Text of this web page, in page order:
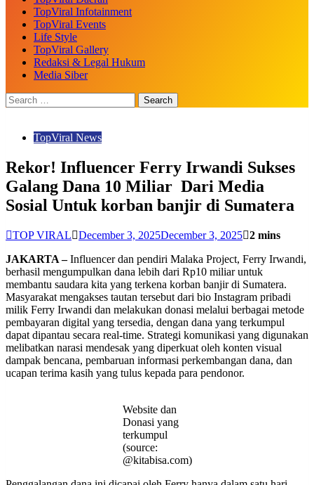
TopViral Infotainment
TopViral Events
Life Style
TopViral Gallery
Redaksi & Legal Hukum
Media Siber
TopViral News
Rekor! Influencer Ferry Irwandi Sukses
Galang Dana 10 Miliar Dari Media
Sosial Untuk korban banjir di Sumatera
TOP VIRAL December 3, 2025December 3, 2025 2 mins
JAKARTA –Influencer dan pendiri Malaka Project, Ferry Irwandi,
berhasil mengumpulkan dana lebih dari Rp10 miliar untuk
membantu saudara kita yang terkena korban banjir di Sumatera.
Masyarakat mengakses tautan tersebut dari bio Instagram pribadi
milik Ferry Irwandi dan melakukan donasi melalui berbagai metode
pembayaran digital yang tersedia, dengan dana yang terkumpul
dapat dipantau secara real-time. Strategi komunikasi yang digunakan
melibatkan narasi mendesak yang diperkuat oleh konten visual
dampak bencana, pembaruan informasi perkembangan dana, dan
ucapan terima kasih yang tulus kepada para pendonor.
Website dan
Donasi yang
terkumpul
(source:
@kitabisa.com)